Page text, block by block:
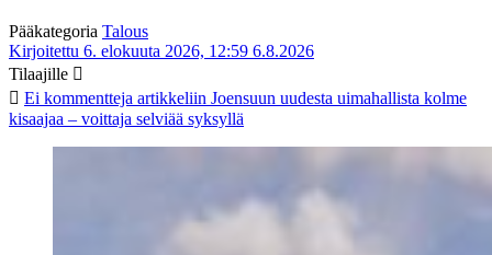
Pääkategoria Talous
Kirjoitettu 6. elokuuta 2026, 12:59 6.8.2026
Tilaajille
Ei kommentteja artikkeliin Joensuun uudesta uimahallista kolme
kisaajaa – voittaja selviää syksyllä